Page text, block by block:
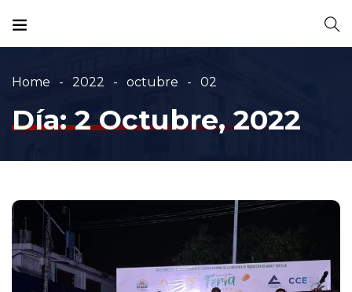
Home 2022 octubre 02
Día:2 Octubre, 2022